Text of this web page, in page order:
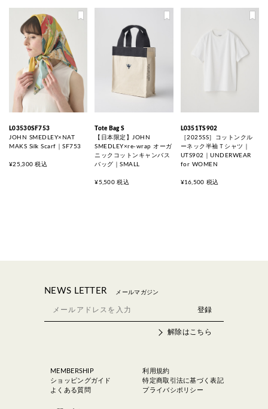
L03530SF753
JOHN SMEDLEY×NAT
MAKS Silk Scarf｜SF753
¥25,300 税込
Tote Bag S
【日本限定】JOHN
SMEDLEY×re-wrap オーガ
ニックコットンキャンバス
バッグ｜SMALL
¥5,500 税込
L0351TS902
［2025SS］コットンクル
ーネック半袖Ｔシャツ｜
UTS902｜UNDERWEAR
for WOMEN
¥16,500 税込
NEWS LETTER メールマガジン
解除はこちら
MEMBERSHIP
ショッピングガイド
よくある質問
利用規約
特定商取引法に基づく表記
プライバシポリシー